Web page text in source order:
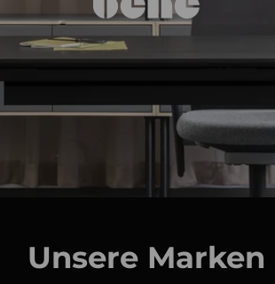
Unsere Marken